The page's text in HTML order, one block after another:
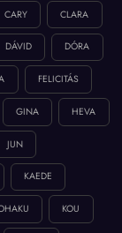
CARY CLARA
DÁVID DÓRA
FELICITÁS
GINA HEVA
JUN
KAEDE
KOU